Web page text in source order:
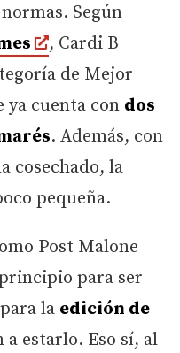
Según
, Cardi B
de Mejor
ya cuenta con dos
. Además, con
cosechado, la
pequeña.
Post Malone
para ser
la edición de
a estarlo. Eso sí, al